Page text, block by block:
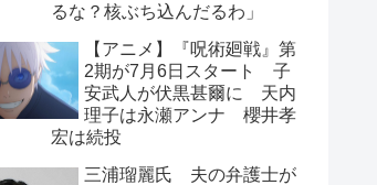
るな？核ぶち込んだるわ」
【アニメ】『呪術廻戦』第
2期が7月6日スタート 子
安武人が伏黒甚爾に 天内
理子は永瀬アンナ 櫻井孝
宏は続投
三浦瑠麗氏 夫の弁護士が